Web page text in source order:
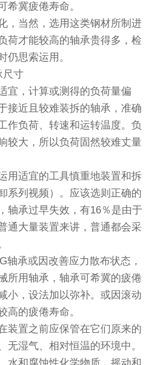
希冀疲倦寿命。
，当然，选用这类钢材所制进
荷才能较高的轴承贵得多，检
仍思索运用。
尺寸
宜，计算或测得的负荷量偏
接近且较难装拆的轴承，准确
作负荷、转速和运转温度。负
较大，所以负荷固然较难丈量
用适宜的工具慎重地装置和拆
系列视频）。应该选则正确的
轴承过早失效，有16％是由于
通大量装置来讲，普通都会采
轴承或因改善应力散布状态，
所用轴承，轴承可希冀的疲倦
小，设法加以弥补。或因滚动
高的疲倦寿命。
装置之前应保管在它们原来的
无湿气、相对恒温的环境中。